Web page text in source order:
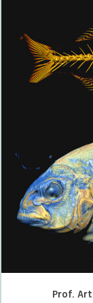
Prof.